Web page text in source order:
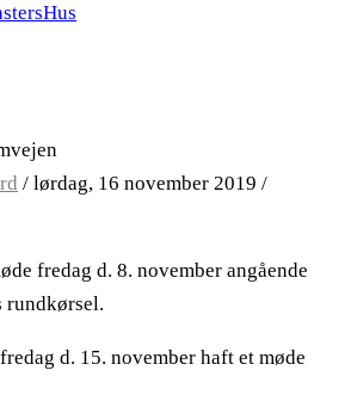
/ lørdag, 16 november 2019 /
fredag d. 8. november angående
rundkørsel.
d. 15. november haft et møde